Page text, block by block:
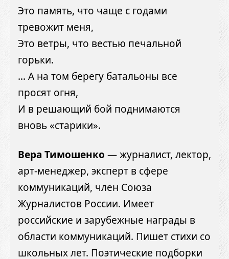
Это память, что чаще с годами
тревожит меня,
Это ветры, что вестью печальной
горьки.
… А на том берегу батальоны все
просят огня,
И в решающий бой поднимаются
вновь «старики».
Вера Тимошенко — журналист, лектор,
арт-менеджер, эксперт в сфере
коммуникаций, член Союза
Журналистов России. Имеет
российские и зарубежные награды в
области коммуникаций. Пишет стихи со
школьных лет. Поэтические подборки